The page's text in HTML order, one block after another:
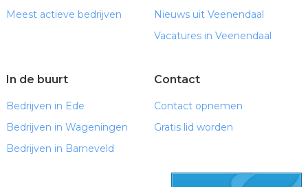
Meest actieve bedrijven
Nieuws uit Veenendaal
Vacatures in Veenendaal
In de buurt
Bedrijven in Ede
Bedrijven in Wageningen
Bedrijven in Barneveld
Contact
Contact opnemen
Gratis lid worden